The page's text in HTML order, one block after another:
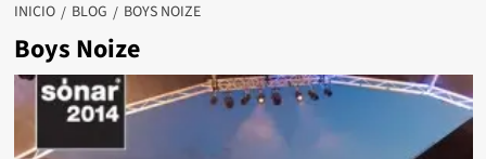
INICIO BLOG BOYS NOIZE
Boys Noize